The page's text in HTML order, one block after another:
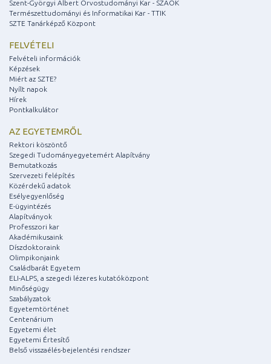
Szent-Györgyi Albert Orvostudományi Kar - SZAOK
Természettudományi és Informatikai Kar - TTIK
SZTE Tanárképző Központ
FELVÉTELI
Felvételi információk
Képzések
Miért az SZTE?
Nyílt napok
Hírek
Pontkalkulátor
AZ EGYETEMRŐL
Rektori köszöntő
Szegedi Tudományegyetemért Alapítvány
Bemutatkozás
Szervezeti felépítés
Közérdekű adatok
Esélyegyenlőség
E-ügyintézés
Alapítványok
Professzori kar
Akadémikusaink
Díszdoktoraink
Olimpikonjaink
Családbarát Egyetem
ELI-ALPS, a szegedi lézeres kutatóközpont
Minőségügy
Szabályzatok
Egyetemtörténet
Centenárium
Egyetemi élet
Egyetemi Értesítő
Belső visszaélés-bejelentési rendszer